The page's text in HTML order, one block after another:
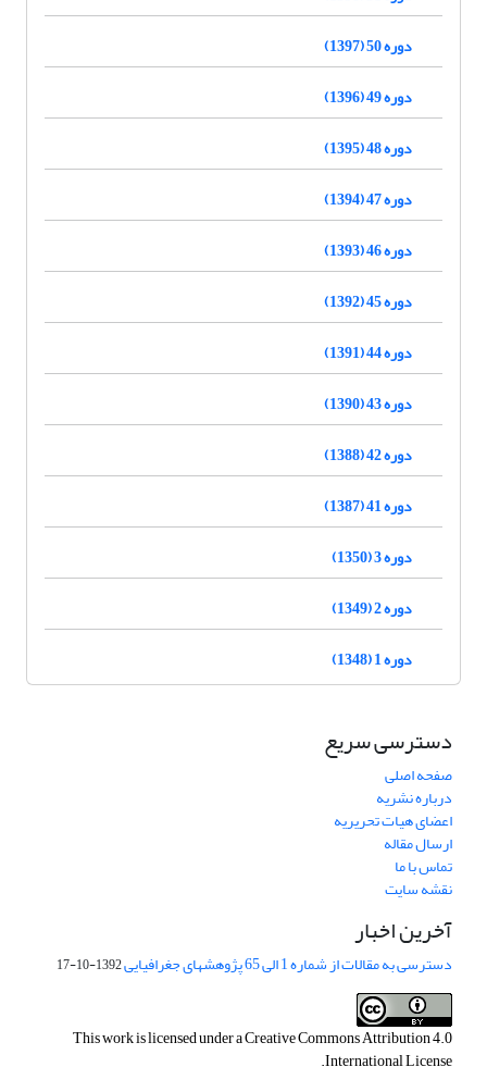
دوره 50 (1397)
دوره 49 (1396)
دوره 48 (1395)
دوره 47 (1394)
دوره 46 (1393)
دوره 45 (1392)
دوره 44 (1391)
دوره 43 (1390)
دوره 42 (1388)
دوره 41 (1387)
دوره 3 (1350)
دوره 2 (1349)
دوره 1 (1348)
دسترسی سریع
صفحه اصلی
درباره نشریه
اعضای هیات تحریریه
ارسال مقاله
تماس با ما
نقشه سایت
آخرین اخبار
دسترسی به مقالات از شماره 1 الی 65 پژوهشهای جغرافیایی 1392-10-17
This work is licensed under aCreative Commons Attribution 4.0
International License
.